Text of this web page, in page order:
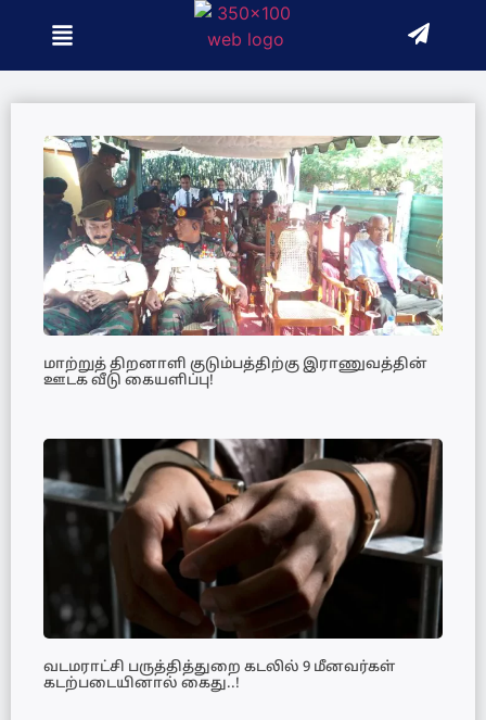
மாற்றுத் திறனாளி குடும்பத்திற்கு இராணுவத்தின்
ஊடக வீடு கையளிப்பு!
வடமராட்சி பருத்தித்துறை கடலில் 9 மீனவர்கள்
கடற்படையினால் கைது..!